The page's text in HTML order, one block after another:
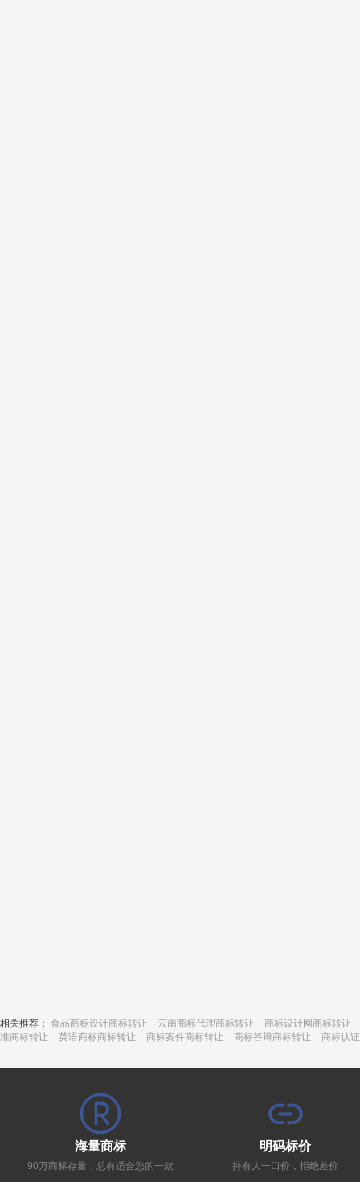
相关推荐： 食品商标设计商标转让 云南商标代理商标转让
商标设计网商标转让
准商标转让
英语商标商标转让 商标案件商标转让 商标答辩商标转让 商标认
海量商标
90万商标存量，总有适合您的一款
明码标价
持有人一口价，拒绝差价